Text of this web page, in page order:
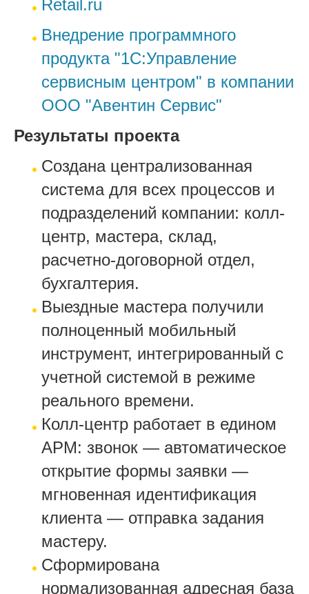
Retail.ru
Внедрение программного
продукта "1С:Управление
сервисным центром" в компании
ООО "Авентин Сервис"
Результаты проекта
Создана централизованная
система для всех процессов и
подразделений компании: колл-
центр, мастера, склад,
расчетно-договорной отдел,
бухгалтерия.
Выездные мастера получили
полноценный мобильный
инструмент, интегрированный с
учетной системой в режиме
реального времени.
Колл-центр работает в едином
АРМ: звонок — автоматическое
открытие формы заявки —
мгновенная идентификация
клиента — отправка задания
мастеру.
Сформирована
нормализованная адресная база